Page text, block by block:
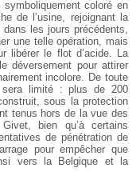
coloré en
de l’usine, rejoignant la
les jours précédents,
une telle opération, mais
libérer le flot d’acide. La
déversement pour attirer
incolore. De toute
sera limité : plus de 200
sous la protection
tenus hors de la vue des
bien qu’à certains
de pénétration de
pour empêcher que
vers la Belgique et la